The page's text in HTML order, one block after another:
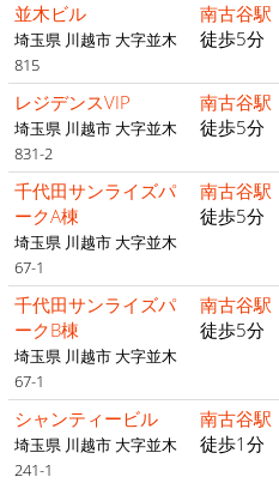
並木ビル
埼玉県 川越市 大字並木
815
南古谷駅
徒歩5分
レジデンスVIP
埼玉県 川越市 大字並木
831-2
南古谷駅
徒歩5分
千代田サンライズパ
ークA棟
埼玉県 川越市 大字並木
67-1
南古谷駅
徒歩5分
千代田サンライズパ
ークB棟
埼玉県 川越市 大字並木
67-1
南古谷駅
徒歩5分
シャンティービル
埼玉県 川越市 大字並木
241-1
南古谷駅
徒歩1分